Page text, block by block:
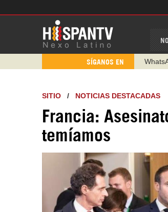
SÍGANOS EN
http://
SITIO / NOTICIAS DESTACADAS
Francia:
temíamos